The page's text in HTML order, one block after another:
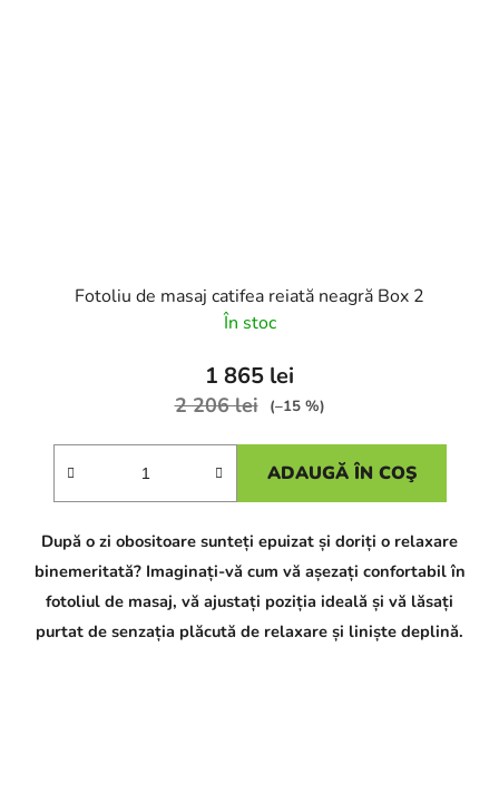
Fotoliu de masaj catifea reiată neagră Box 2
În stoc
1 865 lei
2 206 lei (–15 %)
ADAUGĂ ÎN COŞ
După o zi obositoare sunteți epuizat și doriți o relaxare
binemeritată? Imaginați-vă cum vă așezați confortabil în
fotoliul de masaj, vă ajustați poziția ideală și vă lăsați
purtat de senzația plăcută de relaxare și liniște deplină.